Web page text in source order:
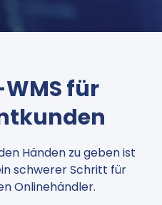
WMS für
Händen zu geben ist
schwerer Schritt für
Onlinehändler.